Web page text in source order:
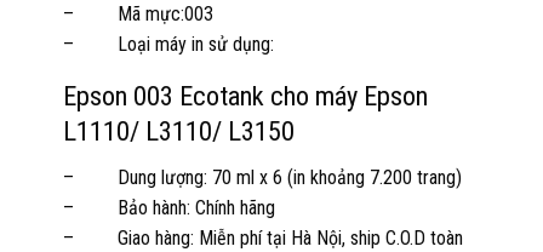
– Mã mực:003
– Loại máy in sử dụng:
Epson 003 Ecotank cho máy Epson
L1110/ L3110/ L3150
– Dung lượng: 70 ml x 6 (in khoảng 7.200 trang)
– Bảo hành: Chính hãng
– Giao hàng: Miễn phí tại Hà Nội, ship C.O.D toàn